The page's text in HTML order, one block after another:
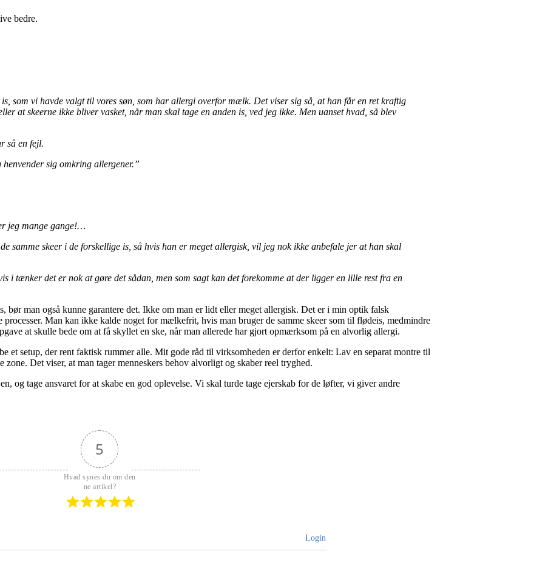
bedre.
som vi havde valgt til vores søn, som har allergi overfor mælk. Det viser sig så, at han får en ret kraftig
at skeerne ikke bliver vasket, når man skal tage en anden is, ved jeg ikke. Men uanset hvad, så blev
så en fejl.
sig omkring allergener.”
jeg mange gange!…
skeer i de forskellige is, så hvis han er meget allergisk, vil jeg nok ikke anbefale jer at han skal
i tænker det er nok at gøre det sådan, men som sagt kan det forekomme at der ligger en lille rest fra en
man også kunne garantere det. Ikke om man er lidt eller meget allergisk. Det er i min optik falsk
Man kan ikke kalde noget for mælkefrit, hvis man bruger de samme skeer som til flødeis, medmindre
at skulle bede om at få skyllet en ske, når man allerede har gjort opmærksom på en alvorlig allergi.
et setup, der rent faktisk rummer alle. Mit gode råd til virksomheden er derfor enkelt: Lav en separat montre til
Det viser, at man tager menneskers behov alvorligt og skaber reel tryghed.
og tage ansvaret for at skabe en god oplevelse. Vi skal turde tage ejerskab for de løfter, vi giver andre
5
Hvad synes du om den
ne artikel?
Login